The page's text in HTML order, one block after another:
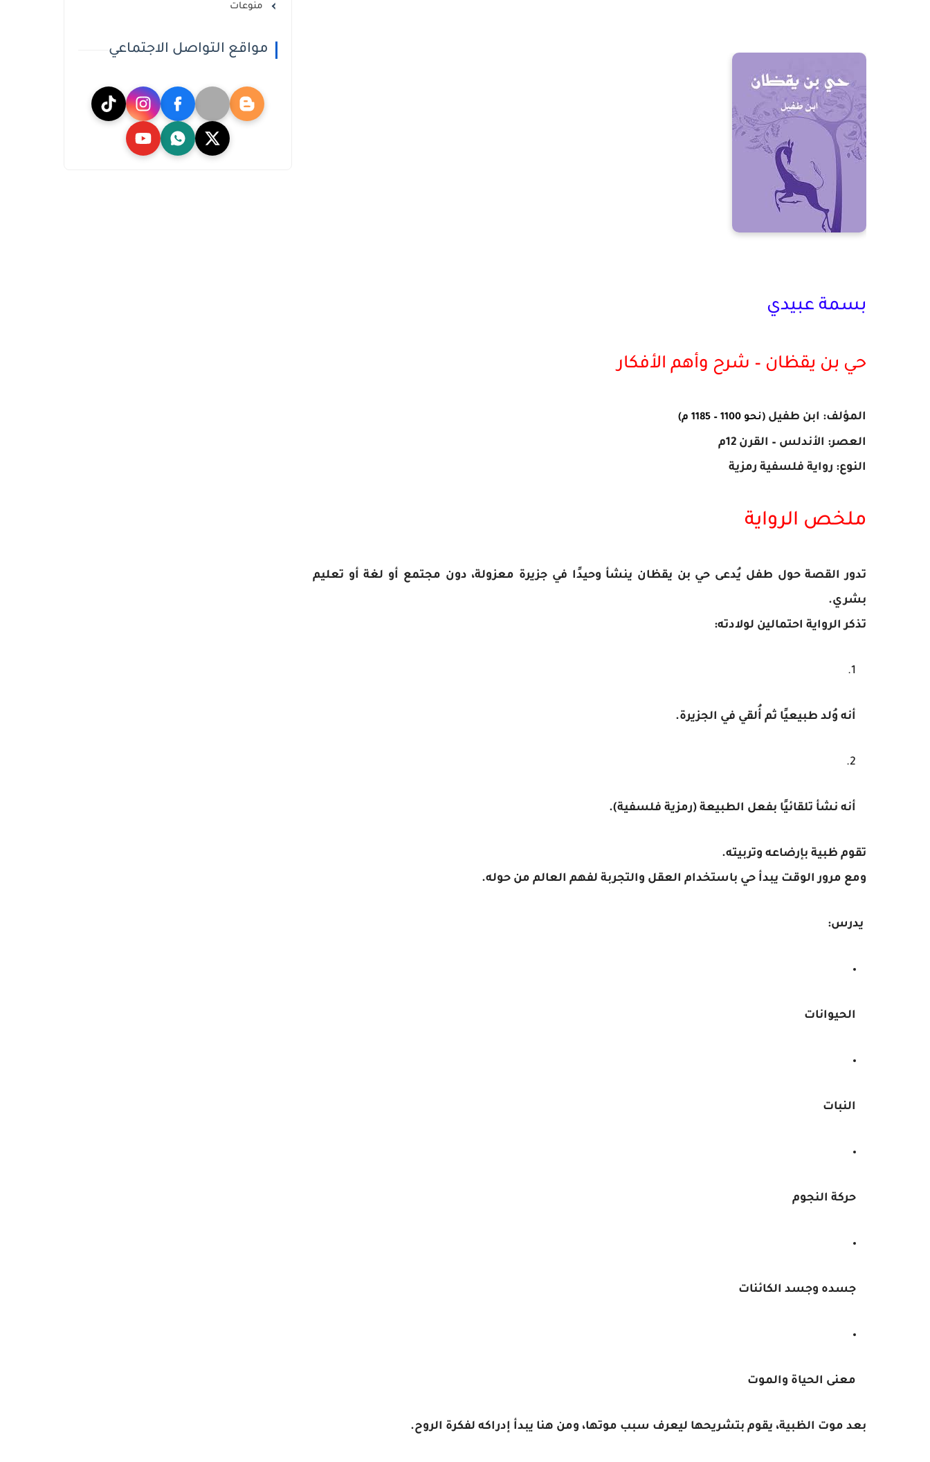
بسمة عبيدي
حي بن يقظان – شرح وأهم الأفكار
المؤلف: ابن طفيل (نحو 1100 – 1185 م)
العصر: الأندلس – القرن 12م
النوع: رواية فلسفية رمزية
ملخص الرواية
تدور القصة حول طفل يُدعى حي بن يقظان ينشأ وحيدًا في جزيرة معزولة، دون مجتمع أو لغة أو تعليم
بشري.
تذكر الرواية احتمالين لولادته:
أنه وُلد طبيعيًا ثم أُلقي في الجزيرة.
أنه نشأ تلقائيًا بفعل الطبيعة (رمزية فلسفية).
تقوم ظبية بإرضاعه وتربيته.
ومع مرور الوقت يبدأ حي باستخدام العقل والتجربة لفهم العالم من حوله.
يدرس:
الحيوانات
النبات
حركة النجوم
جسده وجسد الكائنات
معنى الحياة والموت
بعد موت الظبية، يقوم بتشريحها ليعرف سبب موتها، ومن هنا يبدأ إدراكه لفكرة الروح.
منوعات
مواقع التواصل الاجتماعي